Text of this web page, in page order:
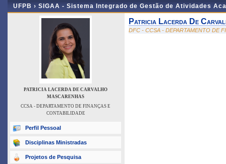
UFPB › SIGAA - Sistema Integrado de Gestão de Atividades
PATRICIA LACERDA DE CARVALHO
MASCARENHAS
CCSA - DEPARTAMENTO DE FINANÇAS E
CONTABILIDADE
Perfil Pessoal
Disciplinas Ministradas
Projetos de Pesquisa
Patricia Lacerda De
DFC - CCSA - DEPARTAMENTO DE